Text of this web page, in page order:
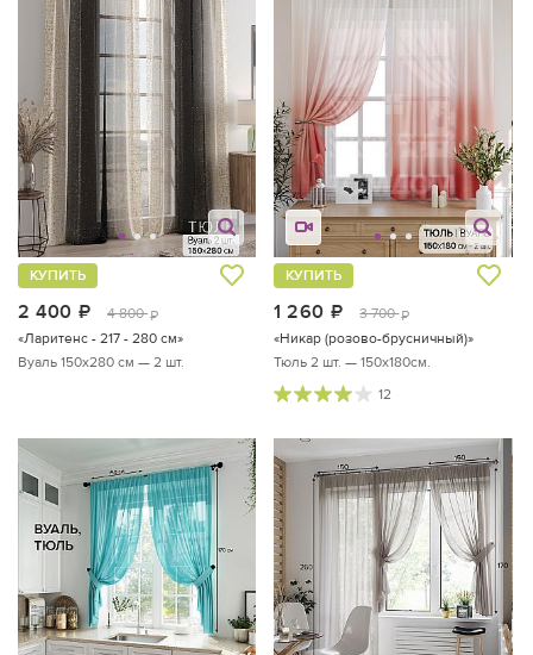
2 400 руб.
4 800 руб.
КУПИТЬ
«Ларитенс - 217 - 280 см»
Вуаль 150х280 см — 2 шт.
1 260 руб.
3 700 руб.
КУПИТЬ
«Никар (розово-брусничный)»
Тюль 2 шт. — 150х180см.
12